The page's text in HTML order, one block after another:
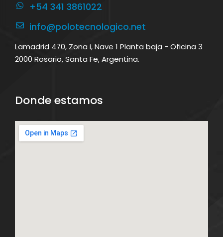
+54 341 3861022
info@polotecnologico.net
Lamadrid 470, Zona i, Nave 1 Planta baja - Oficina 3
2000 Rosario, Santa Fe, Argentina.
Donde estamos